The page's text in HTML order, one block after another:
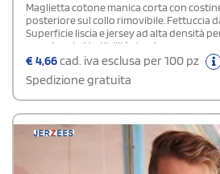
Maglietta cotone manica corta con
posteriore sul collo rimovibile. Fettuccia
Superficie liscia e jersey ad alta densità
eccezionale. Vestibilità classica
€4,66cad. iva esclusa per 100 pz
Spedizione gratuita